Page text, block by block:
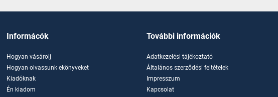
Informácók
Hogyan vásárolj
Hogyan olvassunk ekönyveket
Kiadóknak
Én kiadom
További információk
Adatkezelési tájékoztató
Általános szerződési feltételek
Impresszum
Kapcsolat